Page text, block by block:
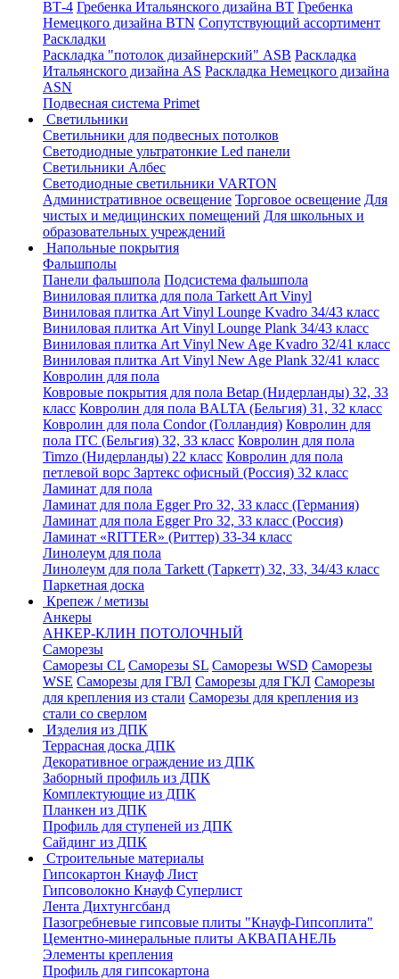
ВТ-4 Гребенка Итальянского дизайна BT Гребенка
Немецкого дизайна ВТN Сопутствующий ассортимент
Раскладки
Раскладка "потолок дизайнерский" ASB Раскладка
Итальянского дизайна AS Раскладка Немецкого дизайна
АSN
Подвесная система Primet
Светильники
Светильники для подвесных потолков
Светодиодные ультратонкие Led панели
Светильники Албес
Светодиодные светильники VARTON
Административное освещение Торговое освещение Для
чистых и медицинских помещений Для школьных и
образовательных учреждений
Напольные покрытия
Фальшполы
Панели фальшпола Подсистема фальшпола
Виниловая плитка для пола Tarkett Art Vinyl
Виниловая плитка Art Vinyl Lounge Kvadro 34/43 класс
Виниловая плитка Art Vinyl Lounge Plank 34/43 класс
Виниловая плитка Art Vinyl New Age Kvadro 32/41 класс
Виниловая плитка Art Vinyl New Age Plank 32/41 класс
Ковролин для пола
Ковровые покрытия для пола Betap (Нидерланды) 32, 33
класс Ковролин для пола BALTA (Бельгия) 31, 32 класс
Ковролин для пола Condor (Голландия) Ковролин для
пола ITC (Бельгия) 32, 33 класс Ковролин для пола
Timzo (Нидерланды) 22 класс Ковролин для пола
петлевой ворс Зартекс офисный (Россия) 32 класс
Ламинат для пола
Ламинат для пола Egger Pro 32, 33 класс (Германия)
Ламинат для пола Egger Pro 32, 33 класс (Россия)
Ламинат «RITTER» (Риттер) 33-34 класс
Линолеум для пола
Линолеум для пола Tarkett (Таркетт) 32, 33, 34/43 класс
Паркетная доска
Крепеж / метизы
Анкеры
АНКЕР-КЛИН ПОТОЛОЧНЫЙ
Саморезы
Саморезы CL Саморезы SL Саморезы WSD Саморезы
WSE Саморезы для ГВЛ Саморезы для ГКЛ Саморезы
для крепления из стали Саморезы для крепления из
стали со сверлом
Изделия из ДПК
Террасная доска ДПК
Декоративное ограждение из ДПК
Заборный профиль из ДПК
Комплектующие из ДПК
Планкен из ДПК
Профиль для ступеней из ДПК
Сайдинг из ДПК
Строительные материалы
Гипсокартон Кнауф Лист
Гипсоволокно Кнауф Суперлист
Лента Дихтунгсбанд
Пазогребневые гипсовые плиты "Кнауф-Гипсоплита"
Цементно-минеральные плиты АКВАПАНЕЛЬ
Элементы крепления
Профиль для гипсокартона